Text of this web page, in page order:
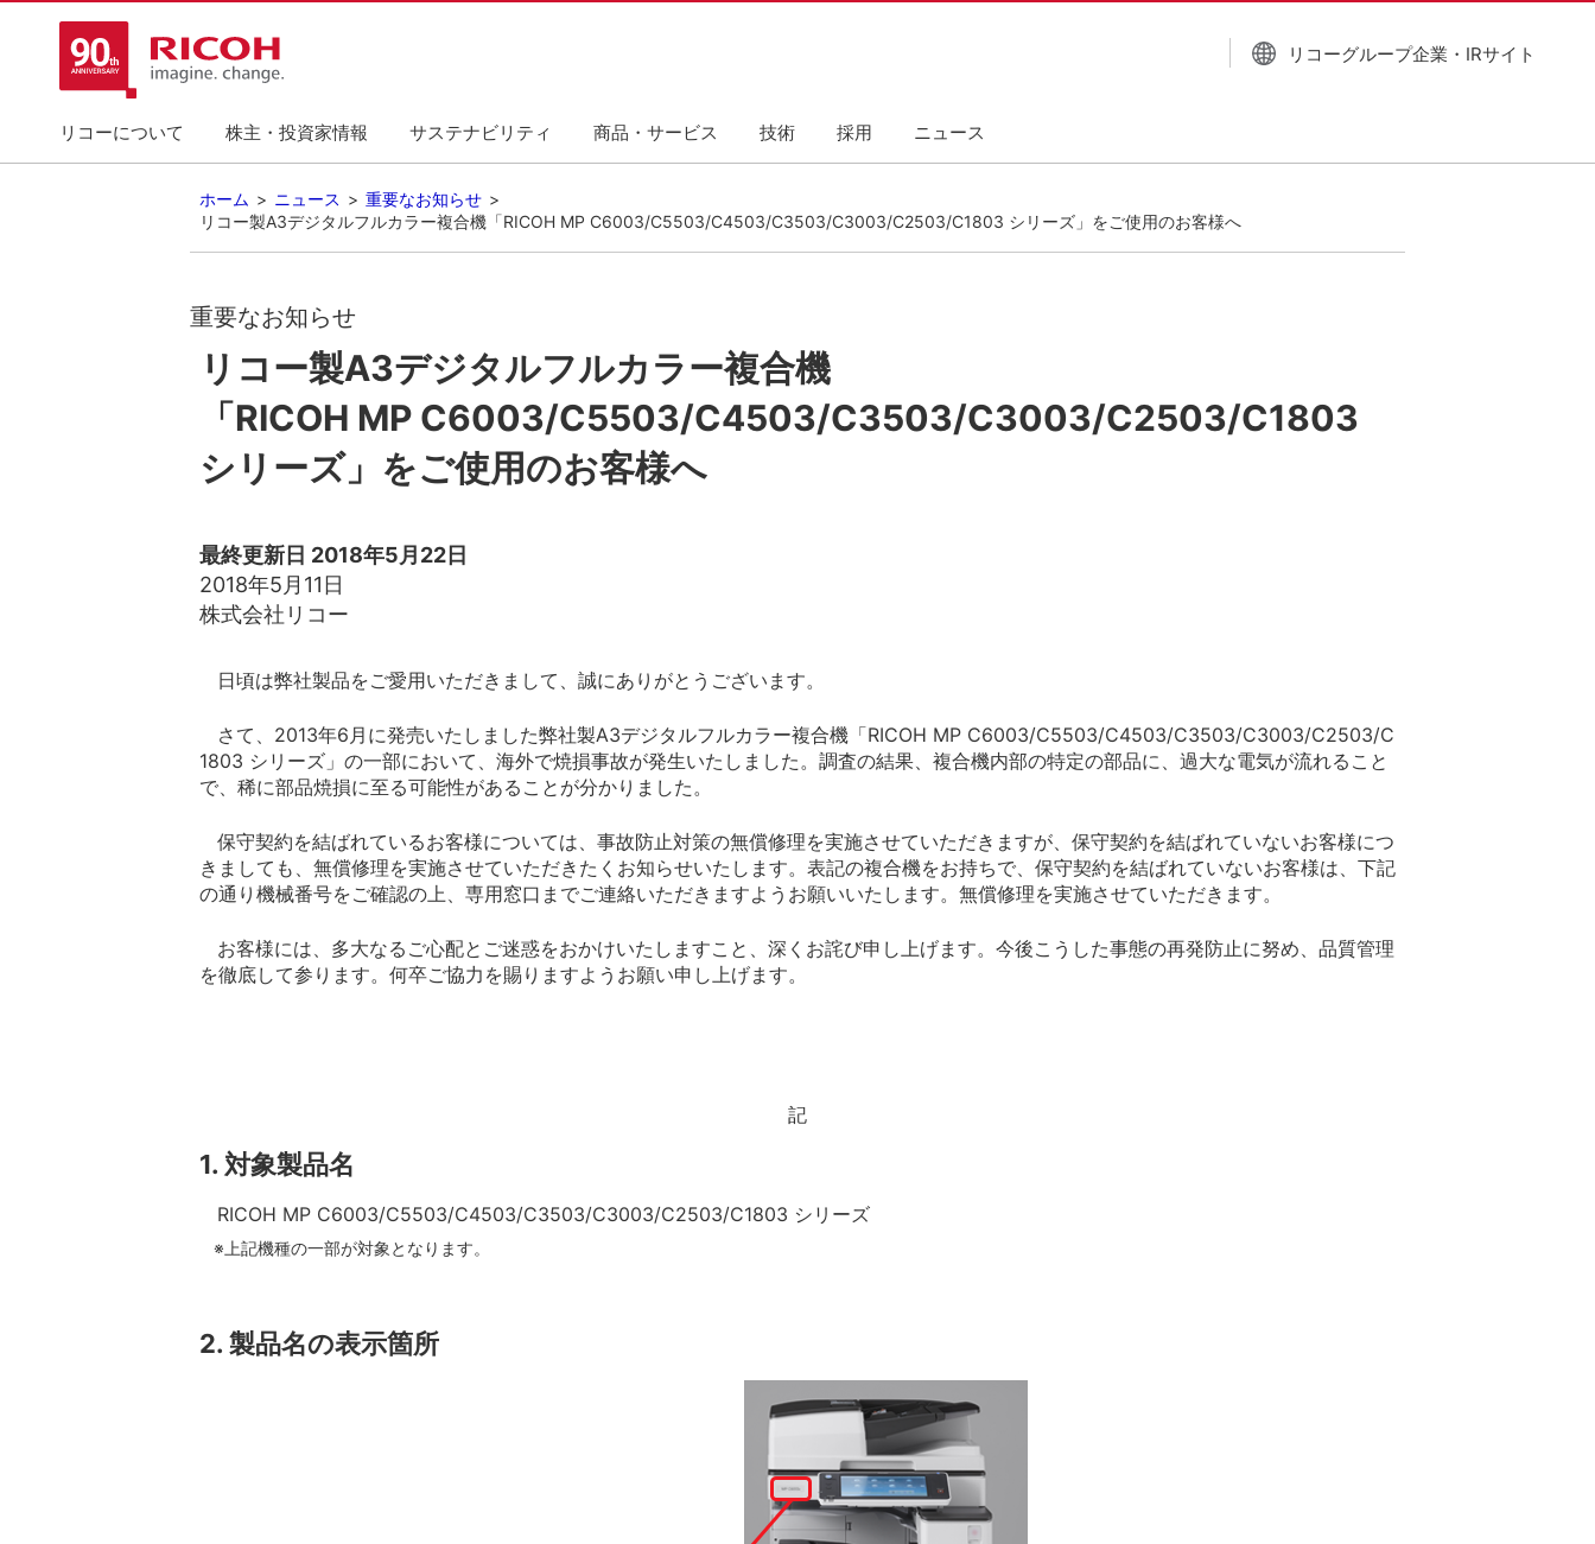
リコーについて 株主・投資家情報 サステナビリティ 商品・サービス 技術 採用 ニュース
リコーグループ企業・IRサイト
ホーム ニュース
重要なお知らせ
リコー製A3デジタルフルカラー複合機「RICOH MP C6003/C5503/C4503/C3503/C3003/C2503/C1803 シリーズ」をご使用のお客様へ
重要なお知らせ
リコー製A3デジタルフルカラー複合機
「RICOH MP C6003/C5503/C4503/C3503/C3003/C2503/C1803
シリーズ」をご使用のお客様へ
最終更新日 2018年5月22日
2018年5月11日
株式会社リコー
日頃は弊社製品をご愛用いただきまして、誠にありがとうございます。
さて、2013年6月に発売いたしました弊社製A3デジタルフルカラー複合機「RICOH MP C6003/C5503/C4503/C3503/C3003/C2503/C
1803 シリーズ」の一部において、海外で焼損事故が発生いたしました。調査の結果、複合機内部の特定の部品に、過大な電気が流れること
で、稀に部品焼損に至る可能性があることが分かりました。
保守契約を結ばれているお客様については、事故防止対策の無償修理を実施させていただきますが、保守契約を結ばれていないお客様につ
きましても、無償修理を実施させていただきたくお知らせいたします。表記の複合機をお持ちで、保守契約を結ばれていないお客様は、下記
の通り機械番号をご確認の上、専用窓口までご連絡いただきますようお願いいたします。無償修理を実施させていただきます。
お客様には、多大なるご心配とご迷惑をおかけいたしますこと、深くお詫び申し上げます。今後こうした事態の再発防止に努め、品質管理
を徹底して参ります。何卒ご協力を賜りますようお願い申し上げます。
記
1. 対象製品名
RICOH MP C6003/C5503/C4503/C3503/C3003/C2503/C1803 シリーズ
※上記機種の一部が対象となります。
2. 製品名の表示箇所